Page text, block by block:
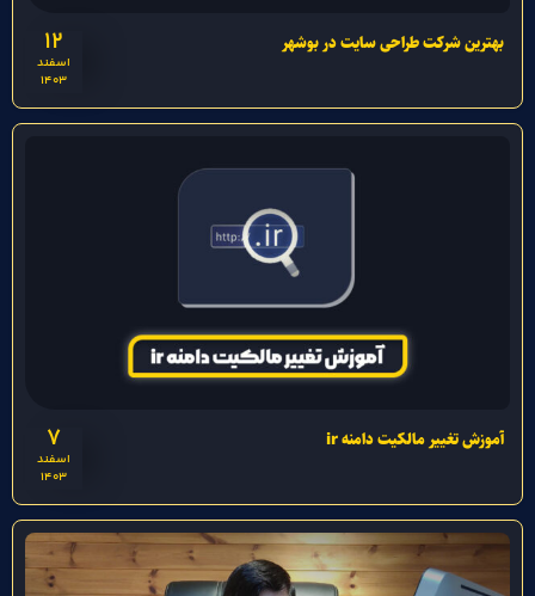
12
اسفند
1403
بهترین شرکت طراحی سایت در بوشهر
7
اسفند
1403
آموزش تغییر مالکیت دامنه ir